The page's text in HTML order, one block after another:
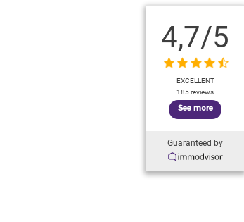
4,7/5
EXCELLENT
185 reviews
See more
Guaranteed by